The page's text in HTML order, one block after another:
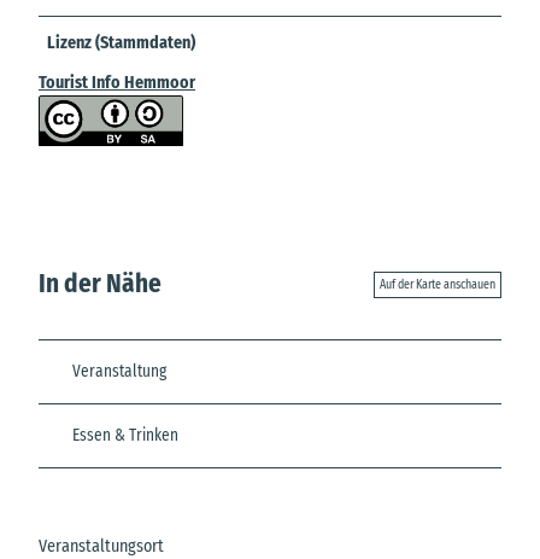
Lizenz (Stammdaten)
Tourist Info Hemmoor
In der Nähe Auf der Karte anschauen
Veranstaltung
Essen & Trinken
Veranstaltungsort